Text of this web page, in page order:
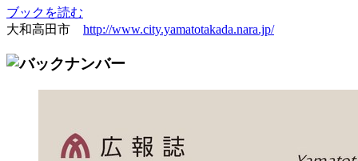
ブックを読む
大和高田市 http://www.city.yamatotakada.nara.jp/